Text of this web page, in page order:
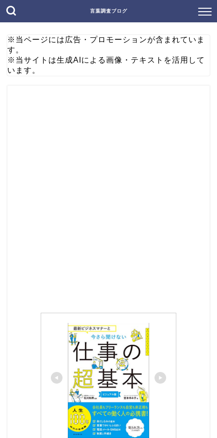
言葉調査ブログ
※当ページには広告・プロモーションが含まれていま
す。
※当サイトは生成AIによる画像・テキストを活用して
います。